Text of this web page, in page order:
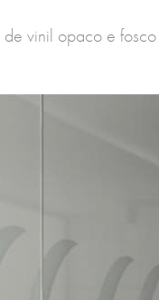
vinil opaco e